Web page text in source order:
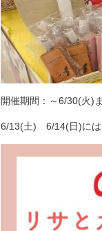
開催期間：～6/30(火)
6/13(土) 6/14(日)には